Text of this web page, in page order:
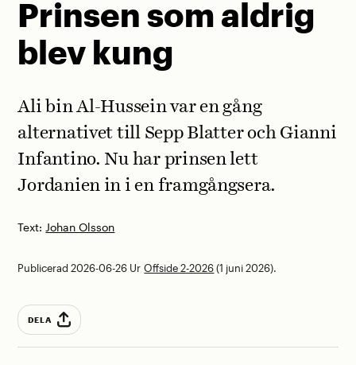
Prinsen som aldrig
blev kung
Text: Johan Olsson
Ali bin Al-Hussein var en gång
alternativet till Sepp Blatter och Gianni
Infantino. Nu har prinsen lett
Jordanien in i en framgångsera.
Publicerad 2026-06-26 UrOffside 2-2026(1 juni 2026).
DELA